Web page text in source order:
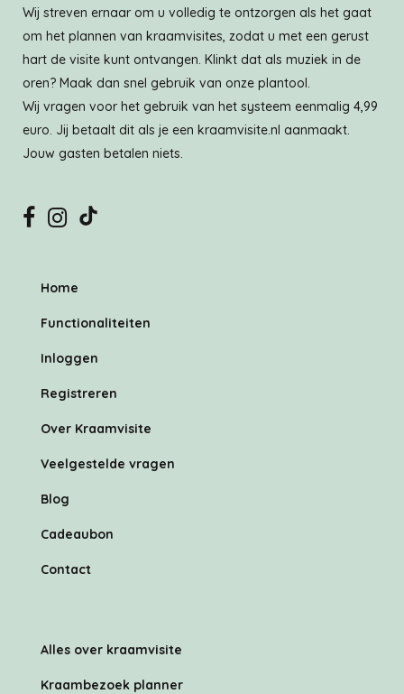
Wij streven ernaar om u volledig te ontzorgen als het gaat
om het plannen van kraamvisites, zodat u met een gerust
hart de visite kunt ontvangen. Klinkt dat als muziek in de
oren? Maak dan snel gebruik van onze plantool.
Wij vragen voor het gebruik van het systeem eenmalig 4,99
euro. Jij betaalt dit als je een kraamvisite.nl aanmaakt.
Jouw gasten betalen niets.
Home
Functionaliteiten
Inloggen
Registreren
Over Kraamvisite
Veelgestelde vragen
Blog
Cadeaubon
Contact
Alles over kraamvisite
Kraambezoek planner